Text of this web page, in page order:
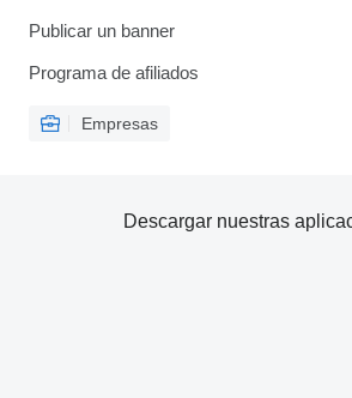
Publicar un banner
Programa de afiliados
Empresas
Descargar nuestras